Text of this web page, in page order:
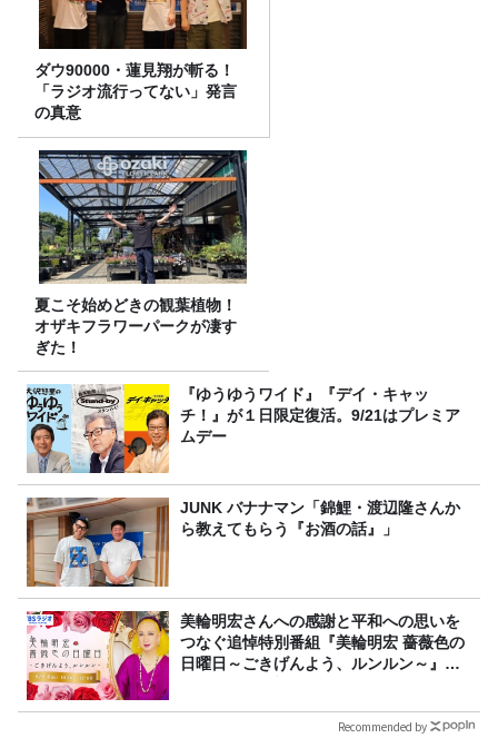
ダウ90000・蓮見翔が斬る！
「ラジオ流行ってない」発言
の真意
夏こそ始めどきの観葉植物！
オザキフラワーパークが凄す
ぎた！
『ゆうゆうワイド』『デイ・キャッ
チ！』が１日限定復活。9/21はプレミア
ムデー
JUNK バナナマン「錦鯉・渡辺隆さんか
ら教えてもらう『お酒の話』」
美輪明宏さんへの感謝と平和への思いを
つなぐ追悼特別番組『美輪明宏 薔薇色の
日曜日～ごきげんよう、ルンルン～』
Recommended by